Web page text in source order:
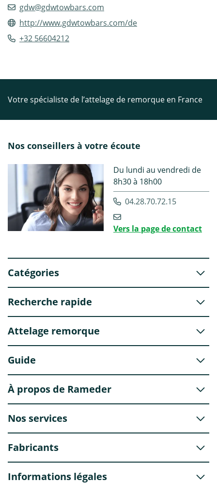
gdw@gdwtowbars.com
http://www.gdwtowbars.com/de
+32 56604212
Votre spécialiste de l’attelage de remorque en France
Nos conseillers à votre écoute
Du lundi au vendredi de
8h30 à 18h00
04.28.70.72.15
Vers la page de contact
Catégories
Recherche rapide
Attelage remorque
Guide
À propos de Rameder
Nos services
Fabricants
Informations légales